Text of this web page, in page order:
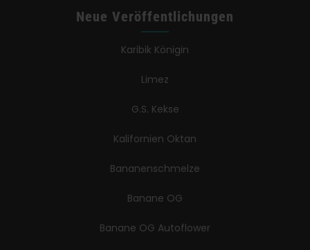
Neue Veröffentlichungen
Karibik Königin
Limez
G.S. Kekse
Kalifornien Oktan
Bananenschmelze
Banane OG
Banane OG Autoflower